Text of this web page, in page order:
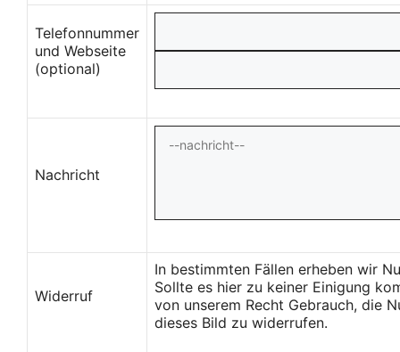
Telefonnummer
und Webseite
(optional)
Nachricht
Widerruf
In bestimmten Fällen erheben wir
Sollte es hier zu keiner Einigung
von unserem Recht Gebrauch, die
dieses Bild zu widerrufen.